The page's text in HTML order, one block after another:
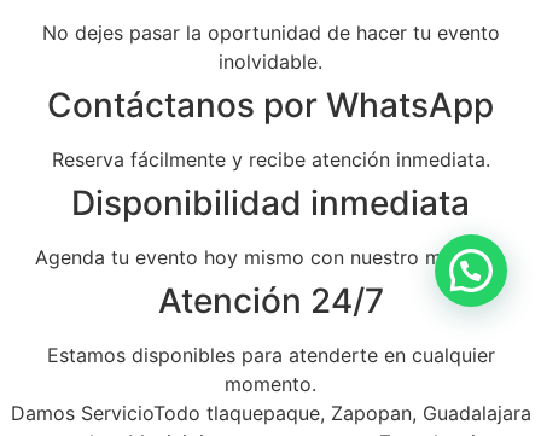
No dejes pasar la oportunidad de hacer tu evento
inolvidable.
Contáctanos por WhatsApp
Reserva fácilmente y recibe atención inmediata.
Disponibilidad inmediata
Agenda tu evento hoy mismo con nuestro mariachi.
Atención 24/7
Estamos disponibles para atenderte en cualquier
momento.
Damos ServicioTodo tlaquepaque, Zapopan, Guadalajara